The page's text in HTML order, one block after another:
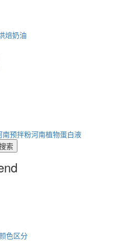
南预拌粉河南植物蛋白液
焙奶油
色区分